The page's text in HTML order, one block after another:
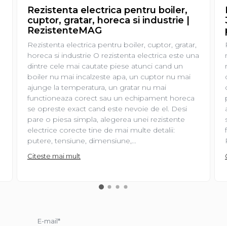
Rezistenta electrica pentru boiler,
cuptor, gratar, horeca si industrie |
RezistenteMAG
Rezistenta electrica pentru boiler, cuptor, gratar,
horeca si industrie O rezistenta electrica este una
dintre cele mai cautate piese atunci cand un
boiler nu mai incalzeste apa, un cuptor nu mai
ajunge la temperatura, un gratar nu mai
functioneaza corect sau un echipament horeca
se opreste exact cand este nevoie de el. Desi
pare o piesa simpla, alegerea unei rezistente
electrice corecte tine de mai multe detalii:
putere, tensiune, dimensiune,...
Citeste mai mult
E-mail*